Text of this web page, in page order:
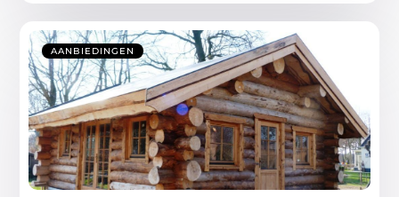
AANBIEDINGEN